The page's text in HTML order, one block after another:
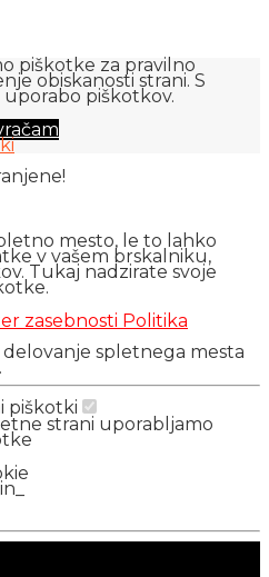
piškotke za pravilno
obiskanosti strani. S
piškotkov.
mesto, le to lahko
v vašem brskalniku,
Tukaj nadzirate svoje
zasebnosti Politika
spletnega mesta
piškotki
strani uporabljamo